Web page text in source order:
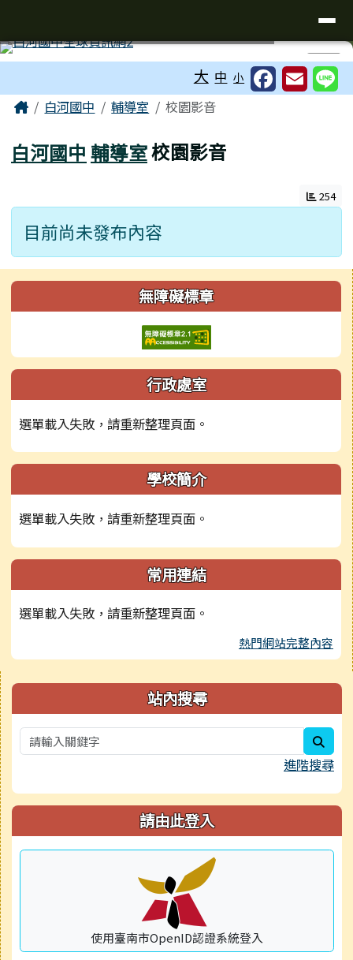
⏸
大 中 小
主內容區域
Home白河國中 輔導室 校園影音
白河國中 輔導室校園影音
254
目前尚未發布內容
左邊區域內容 無障礙標章
行政處室
選單載入失敗，請重新整理頁面。
學校簡介
選單載入失敗，請重新整理頁面。
常用連結
選單載入失敗，請重新整理頁面。
熱門網站完整內容
右邊區域內容 站內搜尋
進階搜尋
請由此登入
使用臺南市OpenID認證系統登入
頁尾區域